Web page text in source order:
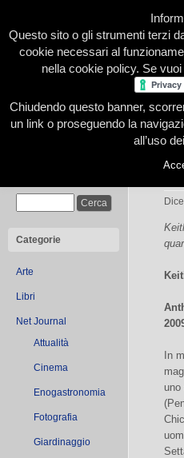
Home Presentazione
Categorie
Arte
Libri
Net Journal
Attualità
Cinema
Enogastronomia
Fotografia
Giardinaggio
In
uno
Questo sito o gli strumenti terzi
cookie necessari al
nella cookie policy. Se
Chiudendo questo banner,
un link o proseguendo la
all’uso